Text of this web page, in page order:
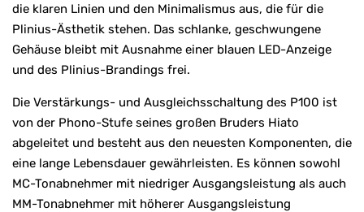
die klaren Linien und den Minimalismus aus, die für die
Plinius-Ästhetik stehen. Das schlanke, geschwungene
Gehäuse bleibt mit Ausnahme einer blauen LED-Anzeige
und des Plinius-Brandings frei.
Die Verstärkungs- und Ausgleichsschaltung des P100 ist
von der Phono-Stufe seines großen Bruders Hiato
abgeleitet und besteht aus den neuesten Komponenten, die
eine lange Lebensdauer gewährleisten. Es können sowohl
MC-Tonabnehmer mit niedriger Ausgangsleistung als auch
MM-Tonabnehmer mit höherer Ausgangsleistung